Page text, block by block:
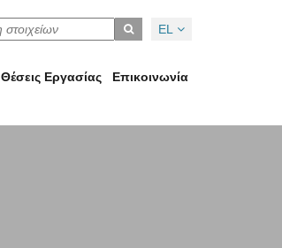
EL
Θέσεις Εργασίας Επικοινωνία